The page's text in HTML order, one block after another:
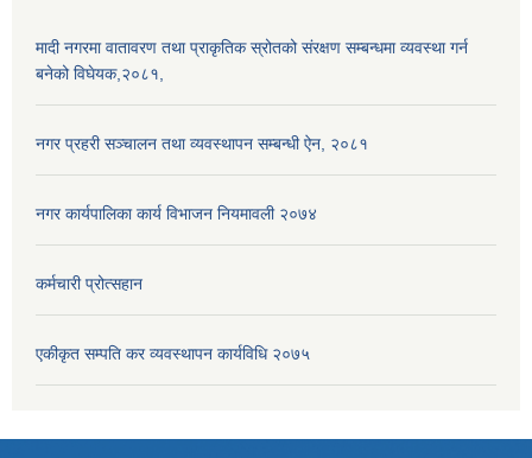
मादी नगरमा वातावरण तथा प्राकृतिक स्रोतको संरक्षण सम्बन्धमा व्यवस्था गर्न
बनेको विघेयक,२०८१,
नगर प्रहरी सञ्चालन तथा व्यवस्थापन सम्बन्धी ऐन, २०८१
नगर कार्यपालिका कार्य विभाजन नियमावली २०७४
कर्मचारी प्रोत्सहान
एकीकृत सम्पति कर व्यवस्थापन कार्यविधि २०७५